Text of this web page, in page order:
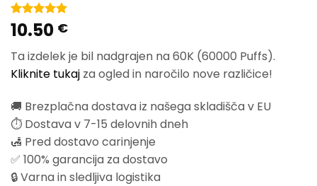
Ocenjeno5
od 5 na
2
ocen strank
10.50 €
Ta izdelek je bil nadgrajen na 60K (60000 Puffs).
Kliknite tukaj za ogled in naročilo nove različice!
🚚 Brezplačna dostava iz našega skladišča v EU
⏱️ Dostava v 7-15 delovnih dneh
🛃 Pred dostavo carinjenje
✅ 100% garancija za dostavo
🔒 Varna in sledljiva logistika